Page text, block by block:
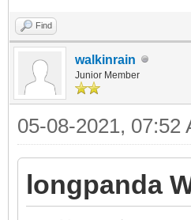
Find
walkinrain
Junior Member
05-08-2021, 07:52
longpanda